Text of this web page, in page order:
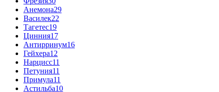
Анемона29
Василек22
Тагетес19
Цинния17
Антирринум16
Гейхера12
Нарцисс11
Петуния11
Примула11
Астильба10